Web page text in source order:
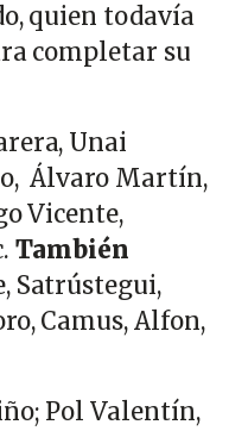
quien todavía
completar su
Unai
Álvaro Martín,
Vicente,
También
Satrústegui,
Camus, Alfon,
Pol Valentín,